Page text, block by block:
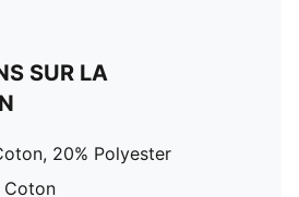
SUR LA
20% Polyester
Coton